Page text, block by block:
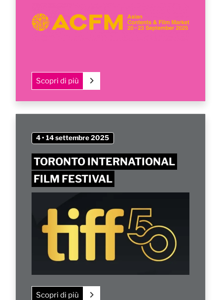
Scopri di più
4 • 14 settembre 2025
TORONTO INTERNATIONAL
FILM FESTIVAL
Scopri di più